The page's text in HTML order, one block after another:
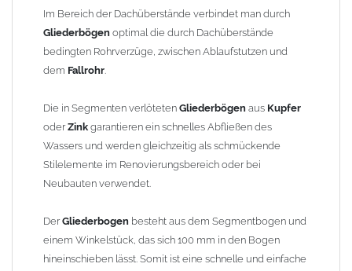
finden Sie im Shop unter "Zulage Winkelstück").
Die Ausladung wird von Mitte Stutzen bis Mitte Fallrohr
gemessen. Ab 1300mm Ausladung werden die Gliederbögen 2-
Lieferzeit: ca. 1-2 Wochen nach Zahlungseingang
Sonderanfertigung: Artikel wird kundenspezifisch angefertigt -
keine Rücknahme möglich!
Im Bereich der Dachüberstände verbindet man durch
Gliederbögen optimal die durch Dachüberstände
bedingten Rohrverzüge, zwischen Ablaufstutzen und
dem Fallrohr.
Die in Segmenten verlöteten Gliederbögen aus Kupfer
oderZink garantieren ein schnelles Abfließen des
Wassers und werden gleichzeitig als schmückende
Stilelemente im Renovierungsbereich oder bei
Neubauten verwendet.
DerGliederbogen besteht aus dem Segmentbogen und
einem Winkelstück, das sich 100 mm in den Bogen
hineinschieben lässt. Somit ist eine schnelle und einfache